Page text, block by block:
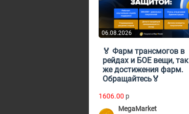
06.08.2026
🏅 Фарм трансмогов в
рейдах и БОЕ вещи, так
же достижения фарм.
Обращайтесь🏅
1606.00 p
MegaMarket